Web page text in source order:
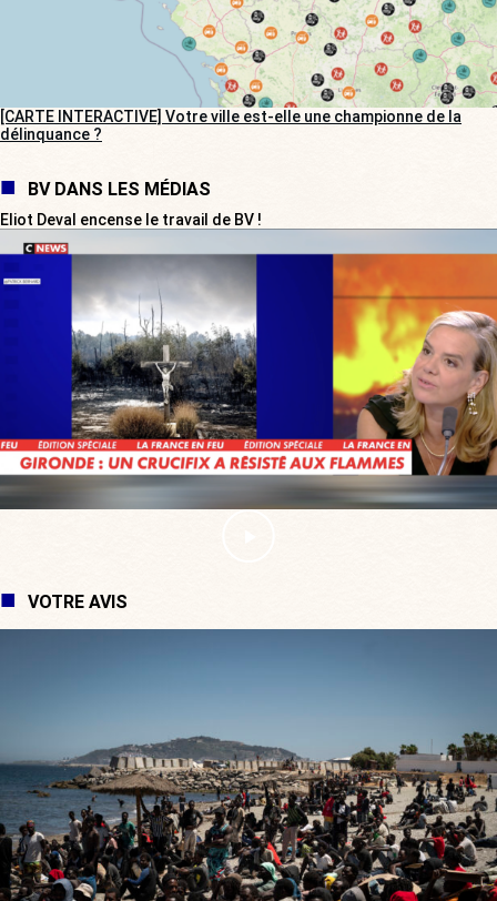
[CARTE INTERACTIVE] Votre ville est-elle une championne de la
délinquance ?
BV DANS LES MÉDIAS
Eliot Deval encense le travail de BV !
VOTRE AVIS